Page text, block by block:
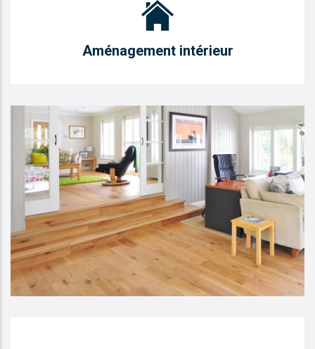
Aménagement intérieur